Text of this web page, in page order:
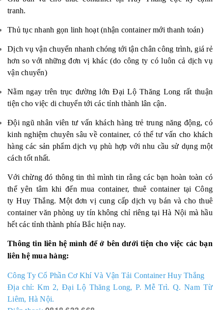
tranh.
Thủ tục nhanh gọn linh hoạt (nhận container mới thanh toán)
Dịch vụ vận chuyển nhanh chóng tới tận chân công trình, giá rẻ
hơn so với những đơn vị khác (do công ty có luôn cả dịch vụ
vận chuyển)
Nằm ngay trên trục đường lớn Đại Lộ Thăng Long rất thuận
tiện cho việc di chuyển tới các tỉnh thành lân cận.
Đội ngũ nhân viên tư vấn khách hàng trẻ trung năng động, có
kinh nghiệm chuyên sâu về container, có thể tư vấn cho khách
hàng các sản phẩm dịch vụ phù hợp với nhu cầu sử dụng một
cách tốt nhất.
Với chừng đó thông tin thì mình tin rằng các bạn hoàn toàn có
thể yên tâm khi đến mua container, thuê container tại Công
ty Huy Thắng. Một đơn vị cung cấp dịch vụ bán và cho thuê
container văn phòng uy tín không chỉ riêng tại Hà Nội mà hầu
hết các tỉnh thành phía Bắc hiện nay.
Thông tin liên hệ mình để ở bên dưới tiện cho việc các bạn
liên hệ mua hàng:
Công Ty Cổ Phần Cơ Khí Và Vận Tải Container Huy Thắng
Địa chỉ: Km 2, Đại Lộ Thăng Long, P. Mễ Trì. Q. Nam Từ
Liêm, Hà Nội.